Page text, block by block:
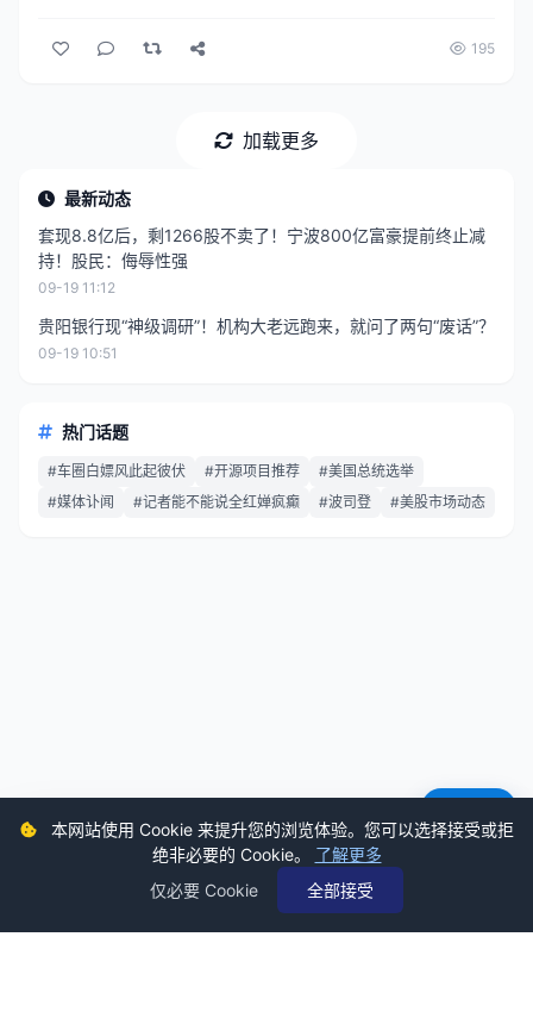
195
加载更多
最新动态
套现8.8亿后，剩1266股不卖了！宁波800亿富豪提前终止减
持！股民：侮辱性强
09-19 11:12
贵阳银行现“神级调研”！机构大老远跑来，就问了两句“废话”？
09-19 10:51
热门话题
#车圈白嫖风此起彼伏 #开源项目推荐
#美国总统选举
#媒体讣闻
#记者能不能说全红婵疯癫 #波司登 #美股市场动态
本网站使用 Cookie 来提升您的浏览体验。您可以选择接受或拒
绝非必要的 Cookie。 了解更多
仅必要 Cookie
全部接受